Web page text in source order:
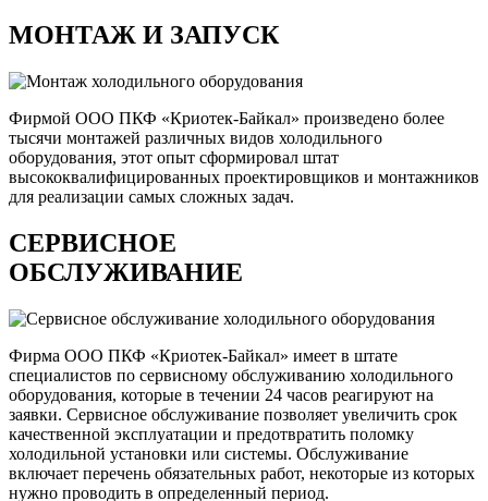
МОНТАЖ И ЗАПУСК
Фирмой ООО ПКФ «Криотек-Байкал» произведено более
тысячи монтажей различных видов холодильного
оборудования, этот опыт сформировал штат
высококвалифицированных проектировщиков и монтажников
для реализации самых сложных задач.
СЕРВИСНОЕ
ОБСЛУЖИВАНИЕ
Фирма ООО ПКФ «Криотек-Байкал» имеет в штате
специалистов по сервисному обслуживанию холодильного
оборудования, которые в течении 24 часов реагируют на
заявки. Сервисное обслуживание позволяет увеличить срок
качественной эксплуатации и предотвратить поломку
холодильной установки или системы. Обслуживание
включает перечень обязательных работ, некоторые из которых
нужно проводить в определенный период.